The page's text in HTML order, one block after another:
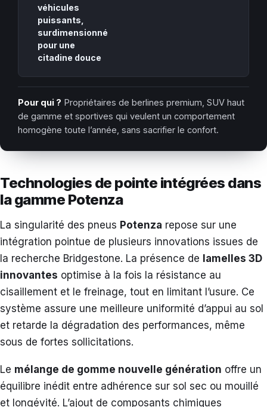
véhicules
puissants,
surdimensionné
pour une
citadine douce
Pour qui ? Propriétaires de berlines premium, SUV haut
de gamme et sportives qui veulent un comportement
homogène toute l’année, sans sacrifier le confort.
Technologies de pointe intégrées dans
la gamme Potenza
La singularité des pneus Potenza repose sur une
intégration pointue de plusieurs innovations issues de
la recherche Bridgestone. La présence de lamelles 3D
innovantes optimise à la fois la résistance au
cisaillement et le freinage, tout en limitant l’usure. Ce
système assure une meilleure uniformité d’appui au sol
et retarde la dégradation des performances, même
sous de fortes sollicitations.
Le mélange de gomme nouvelle génération offre un
équilibre inédit entre adhérence sur sol sec ou mouillé
et longévité. L’ajout de composants chimiques